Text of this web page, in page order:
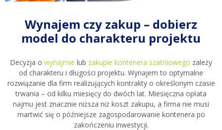
Wynajem czy zakup – dobierz
model do charakteru projektu
Decyzja o wynajmie lub zakupie kontenera szatniowego zależy
od charakteru i długości projektu. Wynajem to optymalne
rozwiązanie dla firm realizujących kontrakty o określonym czasie
trwania – od kilku miesięcy do dwóch lat. Miesięczna opłata
najmu jest znacznie niższa niż koszt zakupu, a firma nie musi
martwić się o późniejsze zagospodarowanie kontenera po
zakończeniu inwestycji.